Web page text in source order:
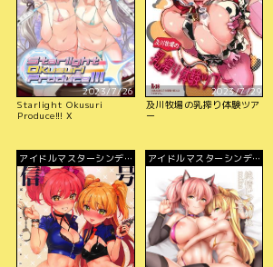
2023/7/26
Starlight Okusuri
Produce!!! X
2023/7/29
及川牧場の乳搾り体験ツア
ー
アイドルマスターシンデレ
ラガールズ
アイドルマスターシンデレ
ラガールズ